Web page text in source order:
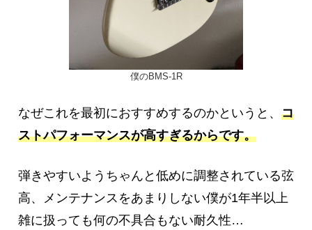
僕のBMS-1R
なぜこれを最初におすすめするのかというと、 コ
ストパフォーマンスが高すぎるからです。
弾きやすいようちゃんと低めに調整されている弦
高、メンテナンスをあまりしない僕が1年半以上
雑に扱っても何の不具合もない耐久性…